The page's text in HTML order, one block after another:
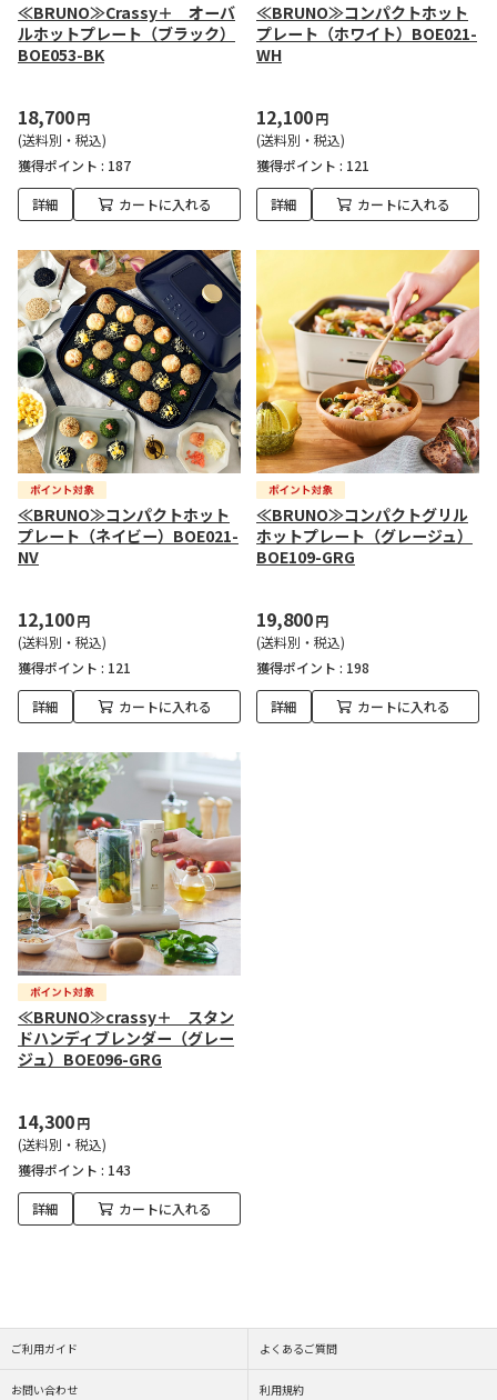
≪BRUNO≫Crassy＋ オーバ
ルホットプレート（ブラック）
BOE053-BK
18,700円
(送料別・税込)
獲得ポイント : 187
詳細 カートに入れる
≪BRUNO≫コンパクトホット
プレート（ホワイト）BOE021-
WH
12,100円
(送料別・税込)
獲得ポイント : 121
詳細 カートに入れる
≪BRUNO≫コンパクトホット
プレート（ネイビー）BOE021-
NV
12,100円
(送料別・税込)
獲得ポイント : 121
詳細 カートに入れる
≪BRUNO≫コンパクトグリル
ホットプレート（グレージュ）
BOE109-GRG
19,800円
(送料別・税込)
獲得ポイント : 198
詳細 カートに入れる
≪BRUNO≫crassy＋ スタン
ドハンディブレンダー（グレー
ジュ）BOE096-GRG
14,300円
(送料別・税込)
獲得ポイント : 143
詳細 カートに入れる
ご利用ガイド よくあるご質問
お問い合わせ 利用規約